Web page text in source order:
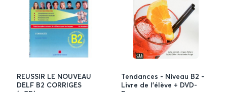
REUSSIR LE NOUVEAU
DELF B2 CORRIGES
Tendances - Niveau B2 -
Livre de l'élève + DVD-